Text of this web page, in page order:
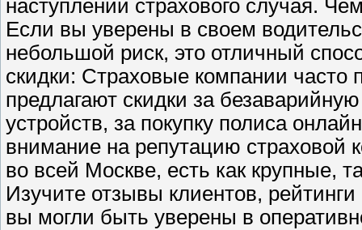
наступлении страхового случая.
Если вы уверены в своем
небольшой риск, это отличный
скидки: Страховые компании часто
предлагают скидки за
устройств, за покупку полиса
внимание на репутацию страховой
во всей Москве, есть как крупные,
Изучите отзывы клиентов,
вы могли быть уверены в